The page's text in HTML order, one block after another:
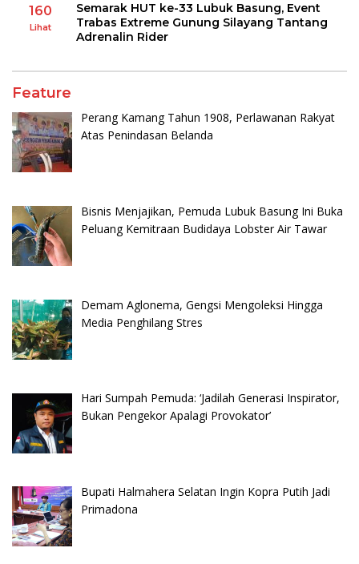
160
Lihat
Semarak HUT ke-33 Lubuk Basung, Event
Trabas Extreme Gunung Silayang Tantang
Adrenalin Rider
Feature
Perang Kamang Tahun 1908, Perlawanan Rakyat
Atas Penindasan Belanda
Bisnis Menjajikan, Pemuda Lubuk Basung Ini Buka
Peluang Kemitraan Budidaya Lobster Air Tawar
Demam Aglonema, Gengsi Mengoleksi Hingga
Media Penghilang Stres
Hari Sumpah Pemuda: ‘Jadilah Generasi Inspirator,
Bukan Pengekor Apalagi Provokator’
Bupati Halmahera Selatan Ingin Kopra Putih Jadi
Primadona